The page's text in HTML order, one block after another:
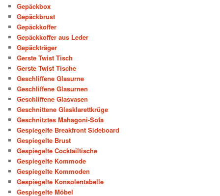
Gepäckbox
Gepäckbrust
Gepäckkoffer
Gepäckkoffer aus Leder
Gepäckträger
Gerste Twist Tisch
Gerste Twist Tische
Geschliffene Glasurne
Geschliffene Glasurnen
Geschliffene Glasvasen
Geschnittene Glasklarettkrüge
Geschnitztes Mahagoni-Sofa
Gespiegelte Breakfront Sideboard
Gespiegelte Brust
Gespiegelte Cocktailtische
Gespiegelte Kommode
Gespiegelte Kommoden
Gespiegelte Konsolentabelle
Gespiegelte Möbel